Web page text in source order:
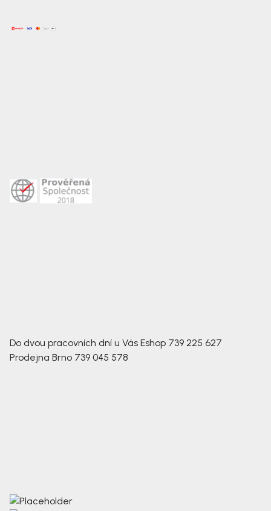
Do dvou pracovních dní u Vás Eshop 739 225 627
Prodejna Brno 739 045 578